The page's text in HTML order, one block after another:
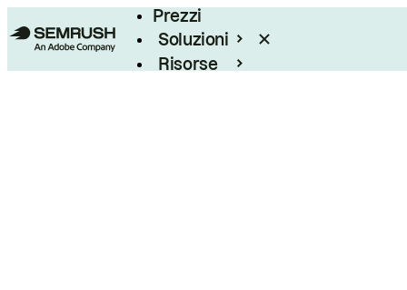
Prezzi
Soluzioni
Risorse